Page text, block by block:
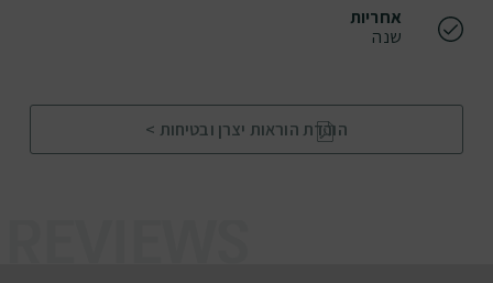
אחריות
שנה
הורדת הוראות יצרן ובטיחות >